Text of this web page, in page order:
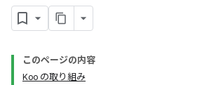
このページの内容
Koo の取り組み